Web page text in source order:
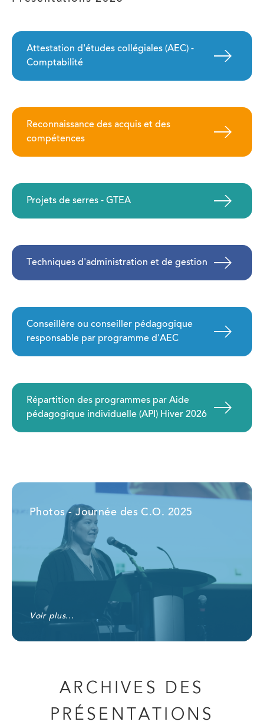
Attestation d'études collégiales (AEC) -
Comptabilité
Reconnaissance des acquis et des
compétences
Projets de serres - GTEA
Techniques d'administration et de gestion
Conseillère ou conseiller pédagogique
responsable par programme d'AEC
Répartition des programmes par Aide
pédagogique individuelle (API) Hiver 2026
Photos - Journée des C.O. 2025
Voir plus...
ARCHIVES DES
PRÉSENTATIONS